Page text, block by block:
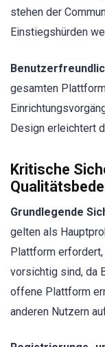
stehen der
Einstiegshürden
gesamten
Design erleichtert
Kritische
Grundlegende
gelten als
Plattform
vorsichtig sind, da
offene Plattform
anderen Nutzern